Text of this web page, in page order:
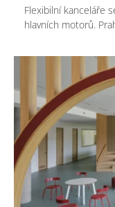
Flexibilní kanceláře
hlavních motorů.